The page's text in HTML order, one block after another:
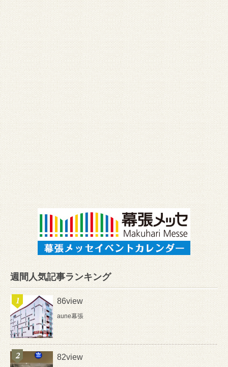
週間人気記事ランキング
86view
aune幕張
82view